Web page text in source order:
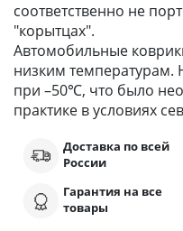
соответственно не
"корытцах".
Автомобильные
низким температурам.
при –50℃, что было
практике в условиях
Доставка по всей
России
Гарантия на все
товары